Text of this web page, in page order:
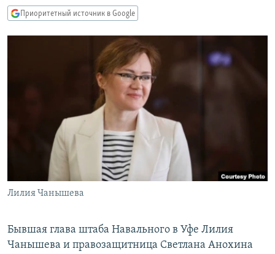
Вернутся
КАВКАЗ.РЕАЛИИ
РАСПИСАНИЕ ВЕЩАНИЯ
ПОДПИШИТЕСЬ НА РАССЫЛКУ
СОЦИАЛЬНЫЕ СЕТИ
Все сайты РСЕ/РС
Приоритетный источник в Google
Лилия Чанышева
Бывшая глава штаба Навального в Уфе Лилия
Чанышева и правозащитница Светлана Анохина